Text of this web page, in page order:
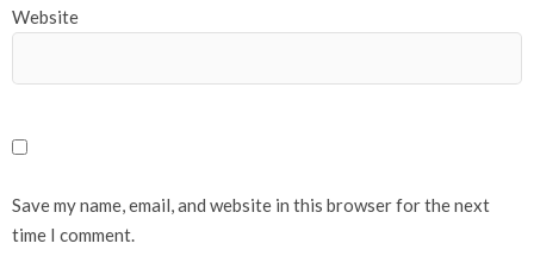
Website
Save my name, email, and website in this browser for the next
time I comment.